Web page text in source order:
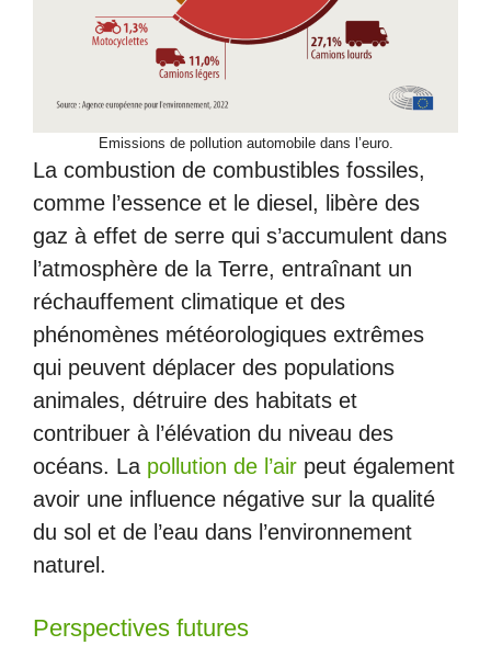
Emissions de pollution automobile dans l’euro.
La combustion de combustibles fossiles,
comme l’essence et le diesel, libère des
gaz à effet de serre qui s’accumulent dans
l’atmosphère de la Terre, entraînant un
réchauffement climatique et des
phénomènes météorologiques extrêmes
qui peuvent déplacer des populations
animales, détruire des habitats et
contribuer à l’élévation du niveau des
océans. La pollution de l’air peut également
avoir une influence négative sur la qualité
du sol et de l’eau dans l’environnement
naturel.
Perspectives futures